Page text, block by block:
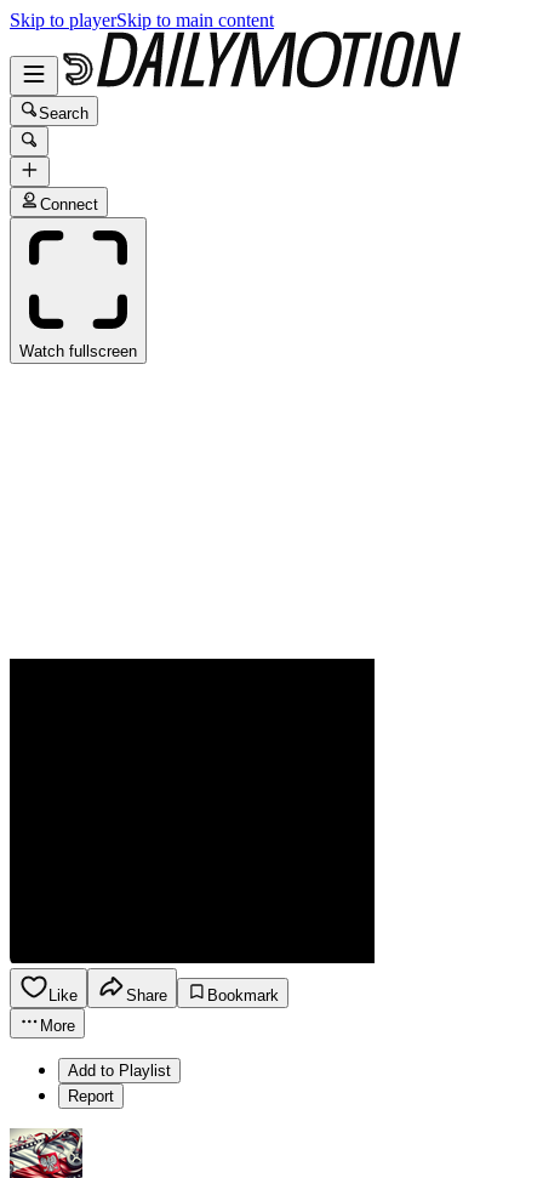
Skip to playerSkip to main content
Search
Connect
Watch fullscreen
Like Share
Bookmark
More
Add to Playlist
Report